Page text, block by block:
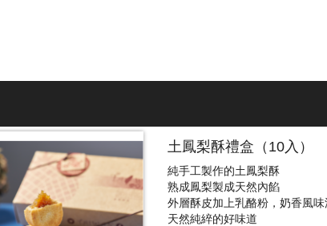
土鳳梨酥禮盒（10入）
純手工製作的土鳳梨酥
熟成鳳梨製成天然內餡
外層酥皮加上乳酪粉，奶香風味
天然純綷的好味道